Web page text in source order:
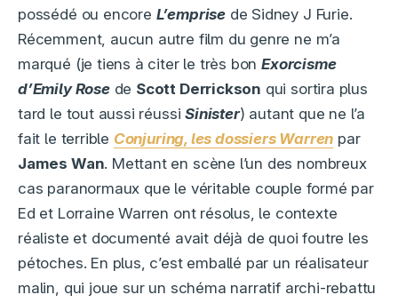
possédé ou encore L’emprisede Sidney J Furie.
Récemment, aucun autre film du genre ne m’a
marqué (je tiens à citer le très bonExorcisme
d’Emily Rosede Scott Derrickson qui sortira plus
tard le tout aussi réussiSinister) autant que ne l’a
fait le terrible Conjuring, les dossiers Warren par
James Wan. Mettant en scène l’un des nombreux
cas paranormaux que le véritable couple formé par
Ed et Lorraine Warren ont résolus, le contexte
réaliste et documenté avait déjà de quoi foutre les
pétoches. En plus, c’est emballé par un réalisateur
malin, qui joue sur un schéma narratif archi-rebattu